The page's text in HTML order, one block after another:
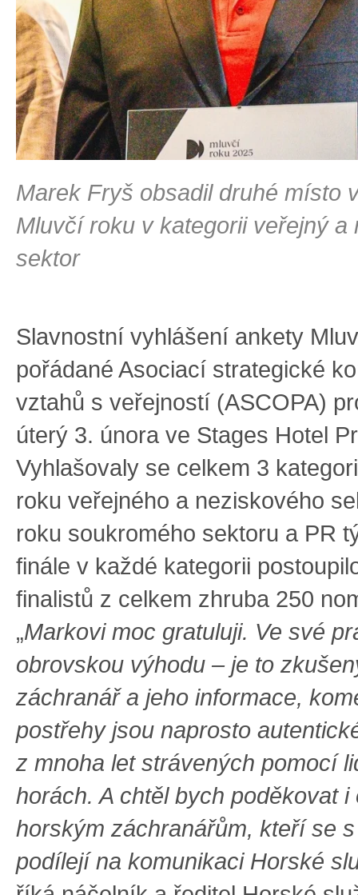
Marek Fryš obsadil druhé místo
Mluvčí roku v kategorii veřejný a
sektor
Slavnostní vyhlášení ankety
pořádané Asociací strategické
vztahů s veřejností (ASCOPA)
úterý 3. února ve Stages Hotel
Vyhlašovaly se celkem 3
roku veřejného a neziskového
roku soukromého sektoru a PR
finále v každé kategorii
finalistů z celkem zhruba 250
„Markovi moc gratuluji. Ve své
obrovskou výhodu – je to
záchranář a jeho informace,
postřehy jsou naprosto
z mnoha let strávených pomocí
horách. A chtěl bych poděkovat i
horským záchranářům, kteří se
podílejí na komunikaci Horské